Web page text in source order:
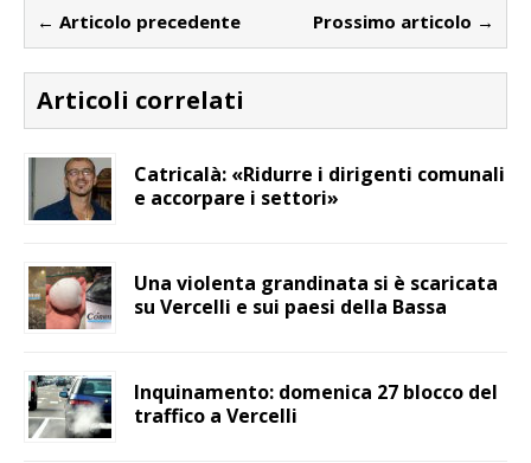
← Articolo precedente Prossimo articolo →
Articoli correlati
Catricalà: «Ridurre i dirigenti comunali
e accorpare i settori»
Una violenta grandinata si è scaricata
su Vercelli e sui paesi della Bassa
Inquinamento: domenica 27 blocco del
traffico a Vercelli